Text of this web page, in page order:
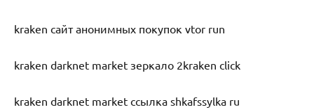
kraken сайт анонимных покупок vtor run
kraken darknet market зеркало 2kraken click
kraken darknet market ссылка shkafssylka ru